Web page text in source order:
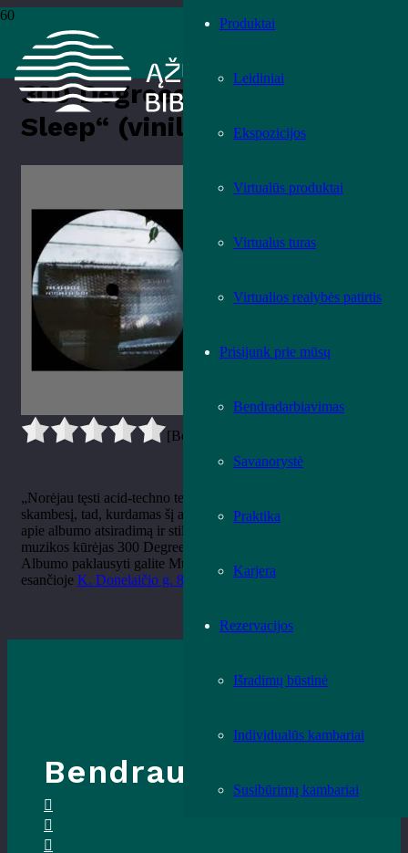
Produktai
Leidiniai
Ekspozicijos
Virtualūs produktai
Virtualus turas
Virtualios realybės patirtis
Prisijunk prie mūsų
Bendradarbiavimas
Savanorystė
Praktika
Karjera
Rezervacijos
Išradimų būstinė
Individualūs kambariai
Susibūrimų kambariai
Muzikos leidiniai›
„Patterns of Sleep“ (vinilinė plokštelė)
300 Degrees „Patterns of
Sleep“ (vinilinė plokštelė)
[Bendrai:
„Norėjau tęsti acid-techno temą, tačiau kartu bandžiau ambient
skambesį, tad, kurdamas šį albumą, ne kartą pats užmigau“ –
apie albumo atsiradimą ir stilių kalba vilnietis elektroninės
muzikos kūrėjas 300 Degrees arba IJO.
Albumo paklausyti galite Muzikos leidinių skaitykloje,
esančioje K. Donelaičio g. 8 , 112 k.
Bendraukime